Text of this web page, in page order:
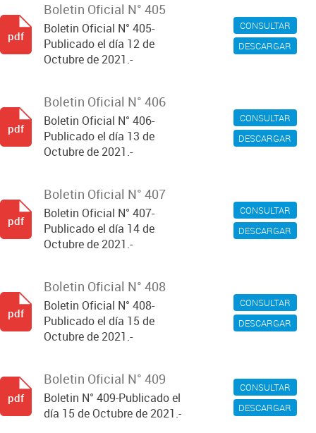
CONSULTAR
DESCARGAR
Boletin Oficial N° 405
Boletin Oficial N° 405-
Publicado el día 12 de
Octubre de 2021.-
pdf
CONSULTAR
DESCARGAR
Boletin Oficial N° 406
Boletin Oficial N° 406-
Publicado el día 13 de
Octubre de 2021.-
pdf
CONSULTAR
DESCARGAR
Boletin Oficial N° 407
Boletin Oficial N° 407-
Publicado el día 14 de
Octubre de 2021.-
pdf
CONSULTAR
DESCARGAR
Boletin Oficial N° 408
Boletin Oficial N° 408-
Publicado el día 15 de
Octubre de 2021.-
pdf
CONSULTAR
DESCARGAR
Boletin Oficial N° 409
Boletin N° 409-Publicado el
día 15 de Octubre de 2021.-
pdf